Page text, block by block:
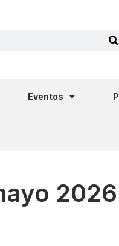
Eventos
2026